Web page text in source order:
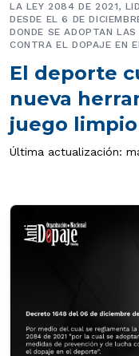
El deporte
nueva
juego limpio
LA LEY 2084 DE 2021,
DESDE EL 6 DE
DONDE SE ADOPTAN
CONTRA EL DOPAJE EN
Última actualización: